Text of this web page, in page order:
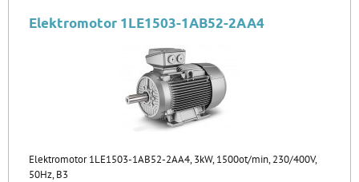
Elektromotor 1LE1503-1AB52-2AA4
Elektromotor 1LE1503-1AB52-2AA4, 3kW, 1500ot/min, 230/400V,
50Hz, B3